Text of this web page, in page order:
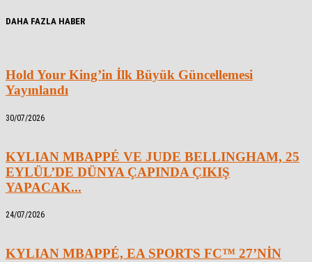
DAHA FAZLA HABER
Hold Your King’in İlk Büyük Güncellemesi
Yayınlandı
30/07/2026
KYLIAN MBAPPÉ VE JUDE BELLINGHAM, 25
EYLÜL’DE DÜNYA ÇAPINDA ÇIKIŞ
YAPACAK...
24/07/2026
KYLIAN MBAPPÉ, EA SPORTS FC™ 27’NİN